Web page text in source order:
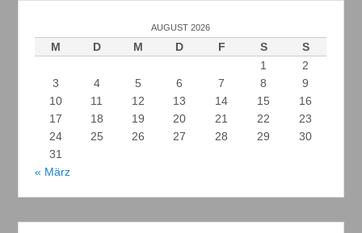
AUGUST 2026
M D M D F S
S
1
2
3
4 5 6 7 8
9
10
11 12 13 14 15
16
17
18 19 20 21 22
23
24
25 26 27 28 29
30
31
« März